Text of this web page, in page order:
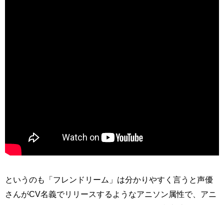
というのも「フレンドリーム」は分かりやすく言うと声優
さんがCV名義でリリースするようなアニソン属性で、アニ